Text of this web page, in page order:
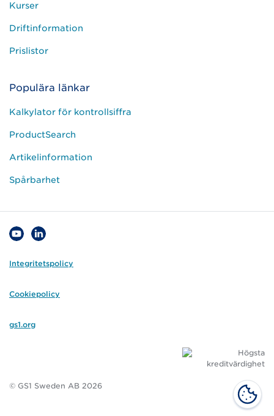
Kurser
Driftinformation
Prislistor
Populära länkar
Kalkylator för kontrollsiffra
ProductSearch
Artikelinformation
Spårbarhet
Integritetspolicy
Cookiepolicy
gs1.org
© GS1 Sweden AB 2026